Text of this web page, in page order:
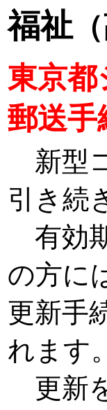
福祉
東京都
郵送手
新型
引き続
有効
の方に
更新手
れます。
更新